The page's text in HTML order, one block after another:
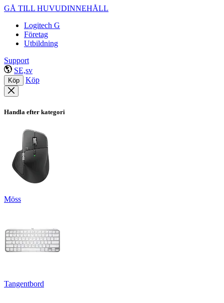
GÅ TILL HUVUDINNEHÅLL
Logitech G
Företag
Utbildning
Support
SE,sv
Köp Köp
Handla efter kategori
Möss
Tangentbord